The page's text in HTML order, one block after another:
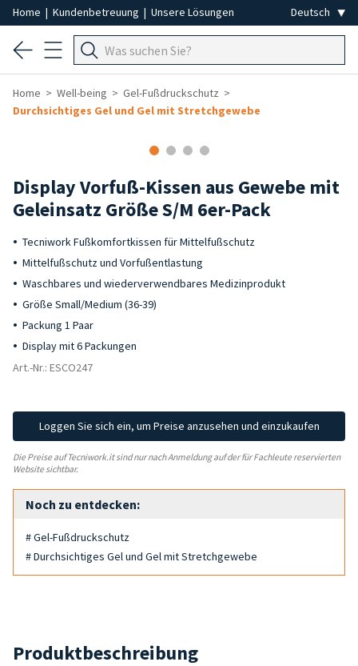
Home | Kundenbetreuung | Unsere Lösungen
Home Well-being
Gel-Fußdruckschutz
Durchsichtiges Gel und Gel mit Stretchgewebe
Display Vorfuß-Kissen aus Gewebe mit
Geleinsatz Größe S/M 6er-Pack
Tecniwork Fußkomfortkissen für Mittelfußschutz
Mittelfußschutz und Vorfußentlastung
Waschbares und wiederverwendbares Medizinprodukt
Größe Small/Medium (36-39)
Packung 1 Paar
Display mit 6 Packungen
Art.-Nr.: ESCO247
Loggen Sie sich ein, um Preise anzusehen und einzukaufen
Die Preise auf Tecniwork.it sind nur nach Anmeldung auf der für Fachleute reservierten
Website sichtbar.
Noch zu entdecken:
# Gel-Fußdruckschutz
# Durchsichtiges Gel und Gel mit Stretchgewebe
Produktbeschreibung